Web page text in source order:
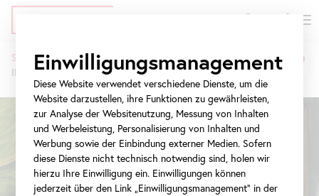
zum
Meta-
Navigation
springen
Navigation
springen
Pfadnavigation
Startseite
Ausstellungen
IM BLICK: Johann Baptist Lampi der Ältere und der Jüngere
Einwilligungsmanagement
Diese Website verwendet verschiedene Dienste, um die
Website darzustellen, ihre Funktionen zu gewährleisten,
zur Analyse der Websitenutzung, Messung von Inhalten
und Werbeleistung, Personalisierung von Inhalten und
Werbung sowie der Einbindung externer Medien. Sofern
diese Dienste nicht technisch notwendig sind, holen wir
hierzu Ihre Einwilligung ein. Einwilligungen können
jederzeit über den Link „Einwilligungsmanagement“ in der